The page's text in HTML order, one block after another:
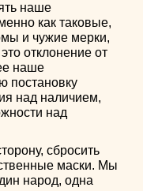
наше
как таковые,
и чужие мерки,
отклонение от
наше
постановку
над наличием,
над
сбросить
маски. Мы
народ, одна